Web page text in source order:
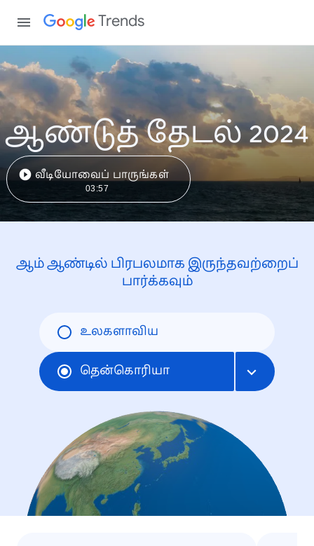
Trends
ஆண்டுத் தேடல் 2024
வீடியோவைப் பாருங்கள்
03:57
ஆம் ஆண்டில் பிரபலமாக இருந்தவற்றைப்
பார்க்கவும்
உலகளாவிய
தென்கொரியா